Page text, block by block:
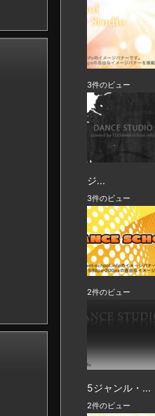
3件のビュー
ジ...
3件のビュー
2件のビュー
5ジャンル・...
2件のビュー